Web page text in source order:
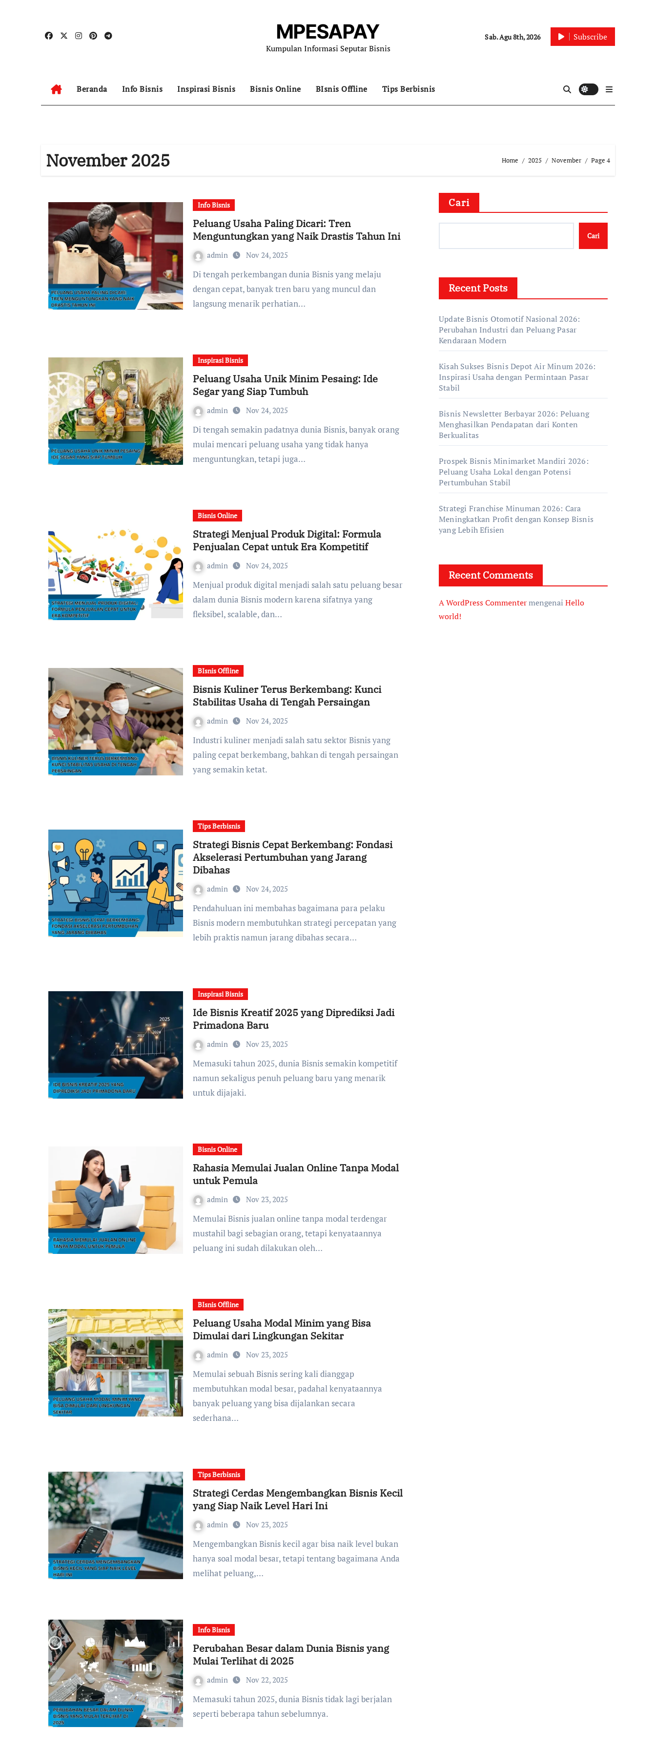
MPESAPAY
Kumpulan Informasi Seputar Bisnis
Sab. Agu 8th, 2026 Subscribe
Beranda Info Bisnis Inspirasi Bisnis Bisnis Online BIsnis Offline Tips Berbisnis
November 2025 Home 2025 November Page 4
Info Bisnis
Peluang Usaha Paling Dicari: Tren
Menguntungkan yang Naik Drastis Tahun Ini
admin Nov 24, 2025
Di tengah perkembangan dunia Bisnis yang melaju
dengan cepat, banyak tren baru yang muncul dan
langsung menarik perhatian…
Inspirasi Bisnis
Peluang Usaha Unik Minim Pesaing: Ide
Segar yang Siap Tumbuh
admin Nov 24, 2025
Di tengah semakin padatnya dunia Bisnis, banyak orang
mulai mencari peluang usaha yang tidak hanya
menguntungkan, tetapi juga…
Bisnis Online
Strategi Menjual Produk Digital: Formula
Penjualan Cepat untuk Era Kompetitif
admin Nov 24, 2025
Menjual produk digital menjadi salah satu peluang besar
dalam dunia Bisnis modern karena sifatnya yang
fleksibel, scalable, dan…
BIsnis Offline
Bisnis Kuliner Terus Berkembang: Kunci
Stabilitas Usaha di Tengah Persaingan
admin Nov 24, 2025
Industri kuliner menjadi salah satu sektor Bisnis yang
paling cepat berkembang, bahkan di tengah persaingan
yang semakin ketat.
Tips Berbisnis
Strategi Bisnis Cepat Berkembang: Fondasi
Akselerasi Pertumbuhan yang Jarang
Dibahas
admin Nov 24, 2025
Pendahuluan ini membahas bagaimana para pelaku
Bisnis modern membutuhkan strategi percepatan yang
lebih praktis namun jarang dibahas secara…
Inspirasi Bisnis
Ide Bisnis Kreatif 2025 yang Diprediksi Jadi
Primadona Baru
admin Nov 23, 2025
Memasuki tahun 2025, dunia Bisnis semakin kompetitif
namun sekaligus penuh peluang baru yang menarik
untuk dijajaki.
Bisnis Online
Rahasia Memulai Jualan Online Tanpa Modal
untuk Pemula
admin Nov 23, 2025
Memulai Bisnis jualan online tanpa modal terdengar
mustahil bagi sebagian orang, tetapi kenyataannya
peluang ini sudah dilakukan oleh…
BIsnis Offline
Peluang Usaha Modal Minim yang Bisa
Dimulai dari Lingkungan Sekitar
admin Nov 23, 2025
Memulai sebuah Bisnis sering kali dianggap
membutuhkan modal besar, padahal kenyataannya
banyak peluang yang bisa dijalankan secara
sederhana…
Tips Berbisnis
Strategi Cerdas Mengembangkan Bisnis Kecil
yang Siap Naik Level Hari Ini
admin Nov 23, 2025
Mengembangkan Bisnis kecil agar bisa naik level bukan
hanya soal modal besar, tetapi tentang bagaimana Anda
melihat peluang,…
Info Bisnis
Perubahan Besar dalam Dunia Bisnis yang
Mulai Terlihat di 2025
admin Nov 22, 2025
Memasuki tahun 2025, dunia Bisnis tidak lagi berjalan
seperti beberapa tahun sebelumnya.
Cari
Cari
Recent Posts
Update Bisnis Otomotif Nasional 2026:
Perubahan Industri dan Peluang Pasar
Kendaraan Modern
Kisah Sukses Bisnis Depot Air Minum 2026:
Inspirasi Usaha dengan Permintaan Pasar
Stabil
Bisnis Newsletter Berbayar 2026: Peluang
Menghasilkan Pendapatan dari Konten
Berkualitas
Prospek Bisnis Minimarket Mandiri 2026:
Peluang Usaha Lokal dengan Potensi
Pertumbuhan Stabil
Strategi Franchise Minuman 2026: Cara
Meningkatkan Profit dengan Konsep Bisnis
yang Lebih Efisien
Recent Comments
A WordPress Commentermengenai Hello
world!